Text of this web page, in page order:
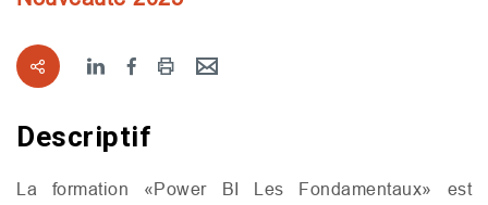
Descriptif
La formation «Power BI Les Fondamentaux» est